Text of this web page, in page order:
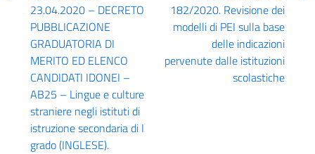
23.04.2020 – DECRETO
PUBBLICAZIONE
GRADUATORIA DI
MERITO ED ELENCO
CANDIDATI IDONEI –
AB25 – Lingue e culture
straniere negli istituti di
istruzione secondaria di I
grado (INGLESE).
182/2020. Revisione dei
modelli di PEI sulla base
delle indicazioni
pervenute dalle istituzioni
scolastiche